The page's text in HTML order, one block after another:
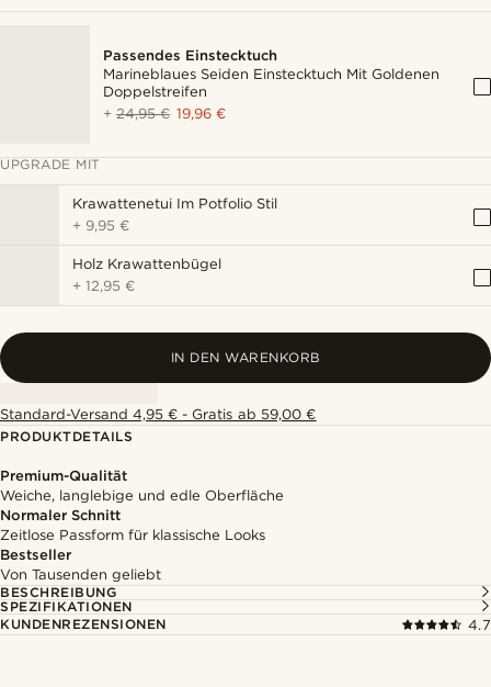
Passendes Einstecktuch
Marineblaues Seiden Einstecktuch Mit Goldenen
Doppelstreifen
+24,95 € 19,96 €
UPGRADE MIT
Krawattenetui Im Potfolio Stil
+ 9,95 €
Holz Krawattenbügel
+12,95 €
IN DEN WARENKORB
Standard-Versand 4,95 € - Gratis ab 59,00 €
PRODUKTDETAILS
Premium-Qualität
Weiche, langlebige und edle Oberfläche
Normaler Schnitt
Zeitlose Passform für klassische Looks
Bestseller
Von Tausenden geliebt
BESCHREIBUNG
SPEZIFIKATIONEN
KUNDENREZENSIONEN
4.7